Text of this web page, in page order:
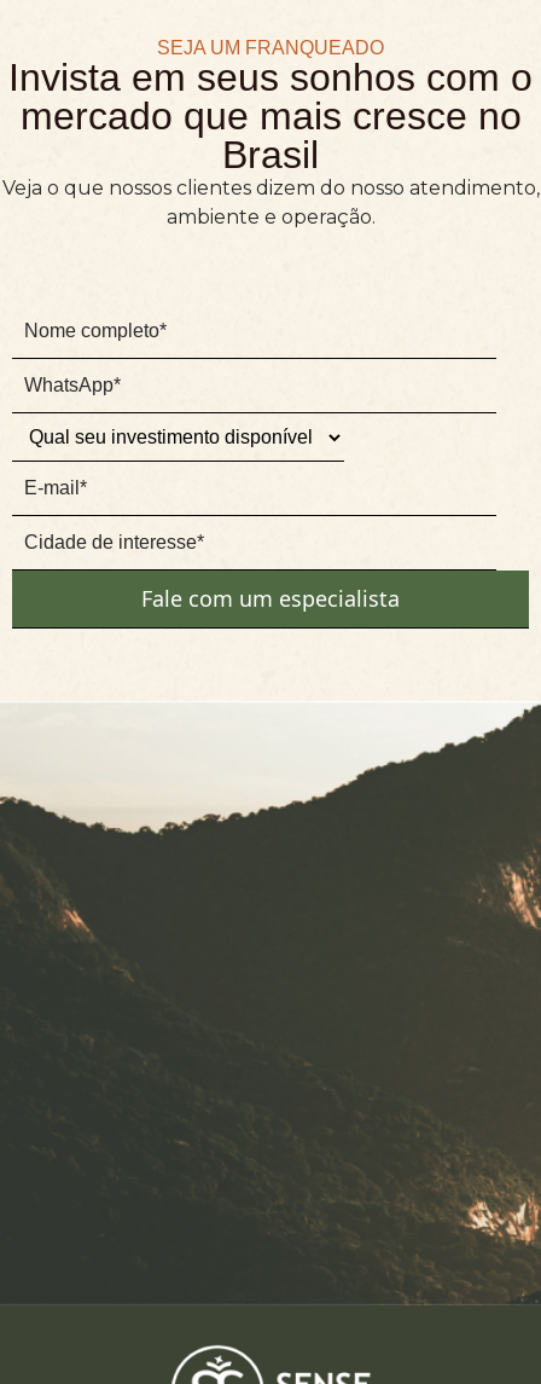
SEJA UM FRANQUEADO
Invista em seus sonhos com o
mercado que mais cresce no
Brasil
Veja o que nossos clientes dizem do nosso atendimento,
ambiente e operação.